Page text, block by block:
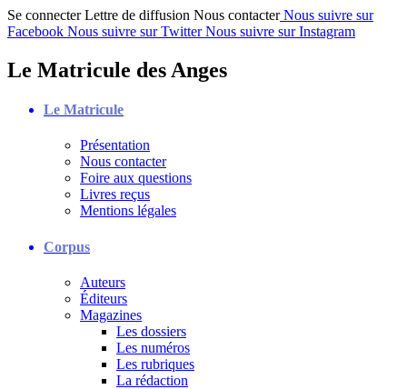
Se connecter Lettre de diffusion Nous contacter Nous suivre sur
Facebook Nous suivre sur Twitter Nous suivre sur Instagram
Le Matricule des Anges
Le Matricule
Présentation
Nous contacter
Foire aux questions
Livres reçus
Mentions légales
Corpus
Auteurs
Éditeurs
Magazines
Les dossiers
Les numéros
Les rubriques
La rédaction